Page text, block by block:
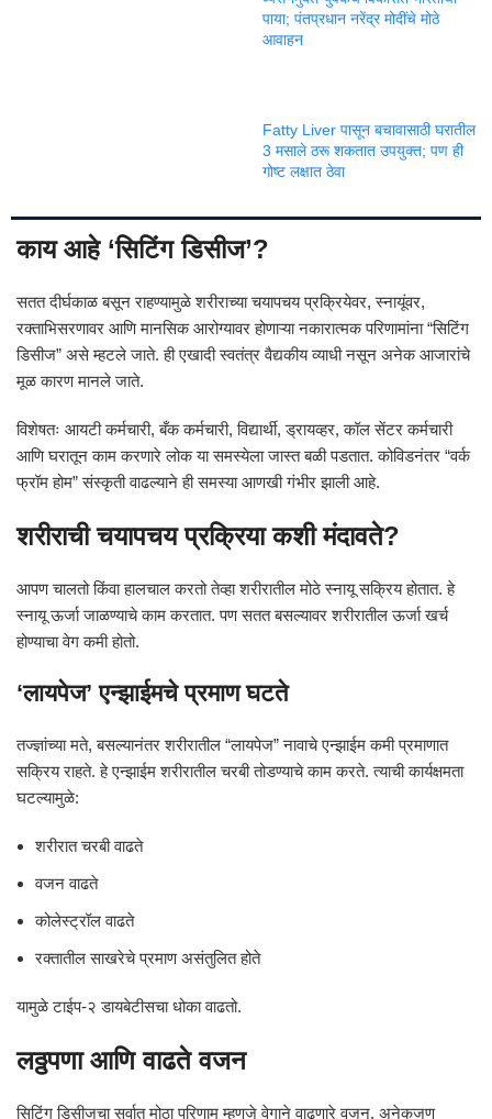
पाया; पंतप्रधान नरेंद्र मोदींचे मोठे
आवाहन
Fatty Liver पासून बचावासाठी घरातील
3 मसाले ठरू शकतात उपयुक्त; पण ही
गोष्ट लक्षात ठेवा
काय आहे ‘सिटिंग डिसीज’?
सतत दीर्घकाळ बसून राहण्यामुळे शरीराच्या चयापचय प्रक्रियेवर, स्नायूंवर,
रक्ताभिसरणावर आणि मानसिक आरोग्यावर होणाऱ्या नकारात्मक परिणामांना “सिटिंग
डिसीज” असे म्हटले जाते. ही एखादी स्वतंत्र वैद्यकीय व्याधी नसून अनेक आजारांचे
मूळ कारण मानले जाते.
विशेषतः आयटी कर्मचारी, बँक कर्मचारी, विद्यार्थी, ड्रायव्हर, कॉल सेंटर कर्मचारी
आणि घरातून काम करणारे लोक या समस्येला जास्त बळी पडतात. कोविडनंतर “वर्क
फ्रॉम होम” संस्कृती वाढल्याने ही समस्या आणखी गंभीर झाली आहे.
शरीराची चयापचय प्रक्रिया कशी मंदावते?
आपण चालतो किंवा हालचाल करतो तेव्हा शरीरातील मोठे स्नायू सक्रिय होतात. हे
स्नायू ऊर्जा जाळण्याचे काम करतात. पण सतत बसल्यावर शरीरातील ऊर्जा खर्च
होण्याचा वेग कमी होतो.
‘लायपेज’ एन्झाईमचे प्रमाण घटते
तज्ज्ञांच्या मते, बसल्यानंतर शरीरातील “लायपेज” नावाचे एन्झाईम कमी प्रमाणात
सक्रिय राहते. हे एन्झाईम शरीरातील चरबी तोडण्याचे काम करते. त्याची कार्यक्षमता
घटल्यामुळे:
शरीरात चरबी वाढते
वजन वाढते
कोलेस्ट्रॉल वाढते
रक्तातील साखरेचे प्रमाण असंतुलित होते
यामुळे टाईप-२ डायबेटीसचा धोका वाढतो.
लठ्ठपणा आणि वाढते वजन
सिटिंग डिसीजचा सर्वात मोठा परिणाम म्हणजे वेगाने वाढणारे वजन. अनेकजण